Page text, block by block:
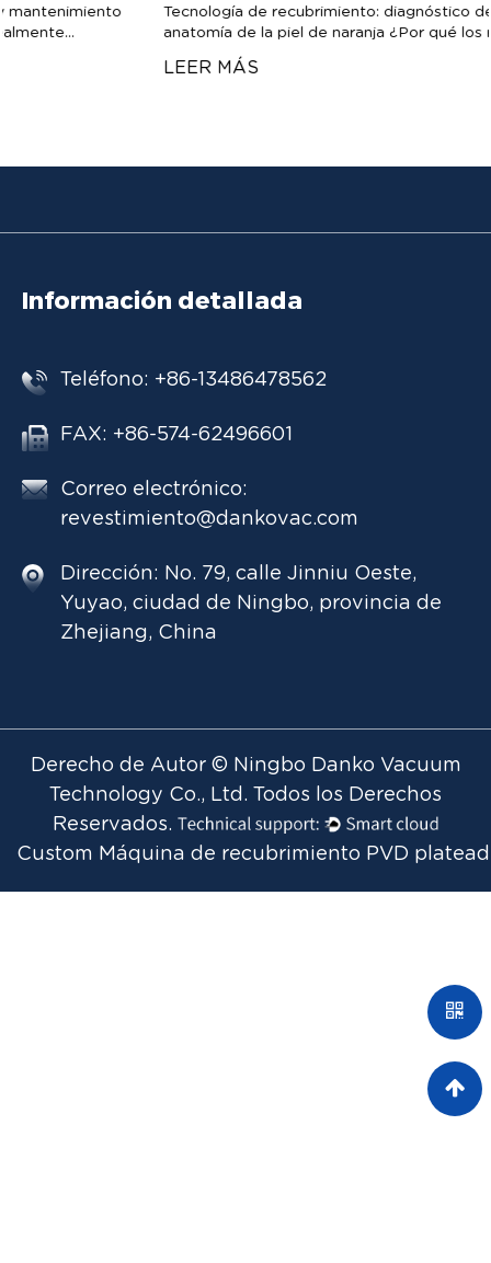
Tecnología de recubrimiento: diagnóstico de procesos La
anatomía de la piel de naranja ¿Por qué los recubrimi...
Información detallada
Teléfono: +86-13486478562
FAX: +86-574-62496601
Correo electrónico:
revestimiento@dankovac.com
Dirección: No. 79, calle Jinniu Oeste,
Yuyao, ciudad de Ningbo, provincia de
Zhejiang, China
Derecho de Autor © Ningbo Danko Vacuum
Technology Co., Ltd. Todos los Derechos
Reservados.